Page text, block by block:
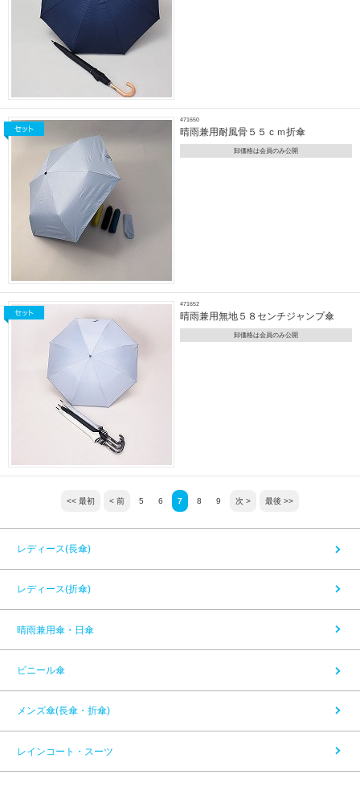
471650
晴雨兼用耐風骨５５ｃｍ折傘
卸価格は会員のみ公開
471652
晴雨兼用無地５８センチジャンプ傘
卸価格は会員のみ公開
<< 最初 < 前 5 6 7 8 9 次 > 最後 >>
レディース(長傘)
レディース(折傘)
晴雨兼用傘・日傘
ビニール傘
メンズ傘(長傘・折傘)
レインコート・スーツ